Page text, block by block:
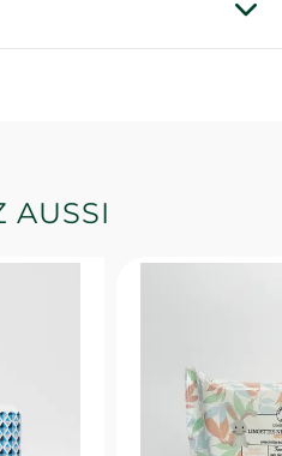
AUSSI